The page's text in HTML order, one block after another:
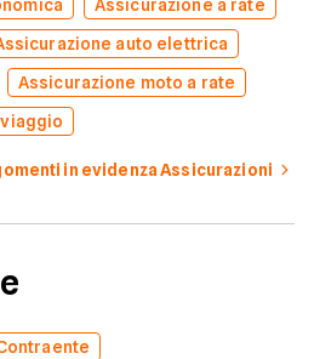
Assicurazione a rate
auto elettrica
Assicurazione moto a rate
in evidenza Assicurazioni